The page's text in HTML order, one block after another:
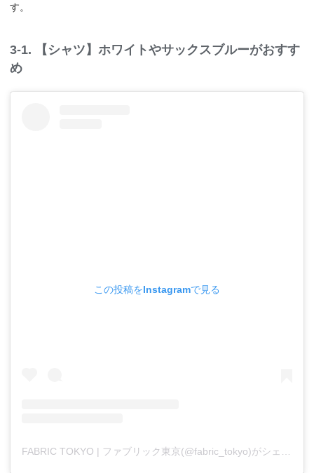
す。
3-1. 【シャツ】ホワイトやサックスブルーがおすす
め
この投稿をInstagramで見る